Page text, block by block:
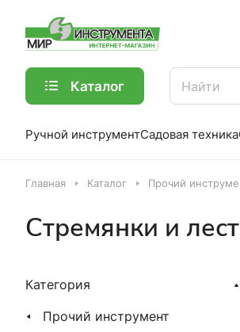
Каталог
Ручной инструментСадовая техника
Главная Каталог Прочий
Стремянки и
Категория
Прочий инструмент